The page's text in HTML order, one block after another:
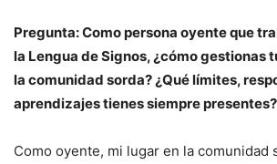
Pregunta: Como persona oyente que
la Lengua de Signos, ¿cómo gestionas
la comunidad sorda? ¿Qué límites,
aprendizajes tienes siempre presentes?
Como oyente, mi lugar en la comunidad